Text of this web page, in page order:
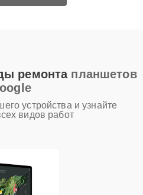
ремонта планшетов
устройства и узнайте
видов работ